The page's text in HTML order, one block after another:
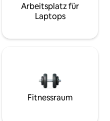
Arbeitsplatz für
Laptops
Fitnessraum